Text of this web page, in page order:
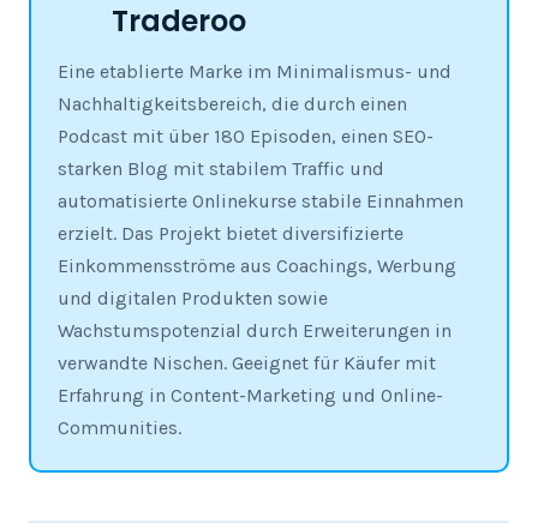
Traderoo
Eine etablierte Marke im Minimalismus- und
Nachhaltigkeitsbereich, die durch einen
Podcast mit über 180 Episoden, einen SEO-
starken Blog mit stabilem Traffic und
automatisierte Onlinekurse stabile Einnahmen
erzielt. Das Projekt bietet diversifizierte
Einkommensströme aus Coachings, Werbung
und digitalen Produkten sowie
Wachstumspotenzial durch Erweiterungen in
verwandte Nischen. Geeignet für Käufer mit
Erfahrung in Content-Marketing und Online-
Communities.